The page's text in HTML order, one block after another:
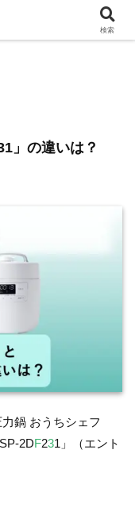
」の違いは？
鍋 おうちシェフ
2DF231」（エント
検索